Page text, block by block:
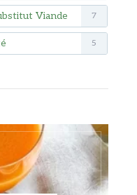
Viande 7
5